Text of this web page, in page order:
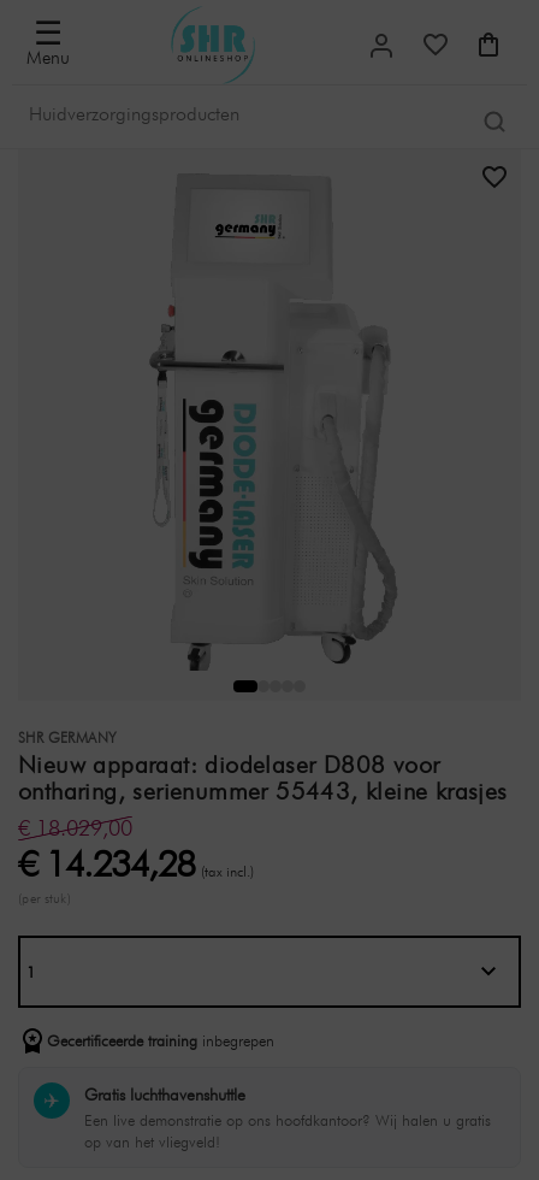
☰
Menu
SHR GERMANY
Nieuw apparaat: diodelaser D808 voor
ontharing, serienummer 55443, kleine krasjes
€ 18.029,00
€ 14.234,28 (tax incl.)
(per stuk)
Gecertificeerde training inbegrepen
✈️
Gratis luchthavenshuttle
Een live demonstratie op ons hoofdkantoor? Wij halen u gratis
op van het vliegveld!